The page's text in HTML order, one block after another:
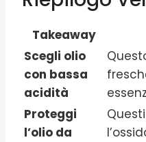
Takeaway
Scegli olio
con bassa
acidità
Proteggi
l’olio da